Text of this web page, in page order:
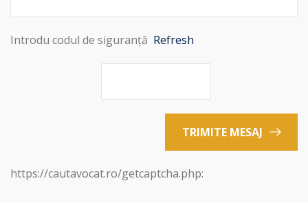
Introdu codul de siguranță Refresh
TRIMITE MESAJ
https://cautavocat.ro/getcaptcha.php: